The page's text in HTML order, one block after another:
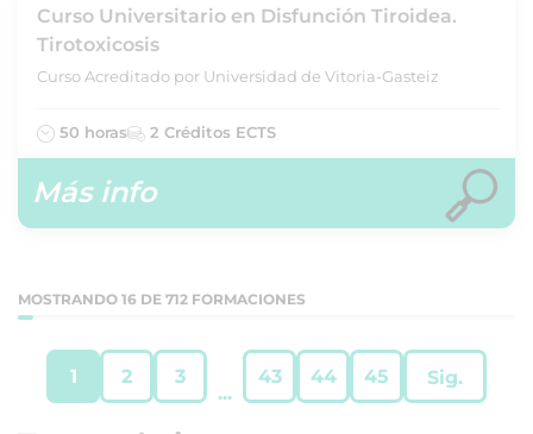
Curso Universitario en Disfunción Tiroidea.
Tirotoxicosis
Curso Acreditado por Universidad de Vitoria-Gasteiz
50 horas 2 Créditos ECTS
Más info
MOSTRANDO 16 DE 712 FORMACIONES
1 2 3
...
43 44 45 Sig.